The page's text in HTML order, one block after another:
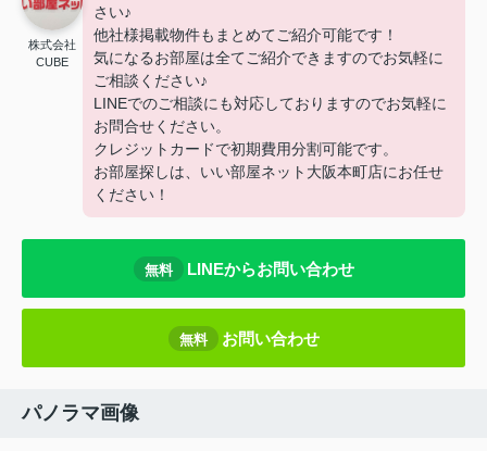
株式会社
CUBE
さい♪
他社様掲載物件もまとめてご紹介可能です！
気になるお部屋は全てご紹介できますのでお気軽に
ご相談ください♪
LINEでのご相談にも対応しておりますのでお気軽に
お問合せください。
クレジットカードで初期費用分割可能です。
お部屋探しは、いい部屋ネット大阪本町店にお任せ
ください！
無料 LINEからお問い合わせ
無料 お問い合わせ
パノラマ画像